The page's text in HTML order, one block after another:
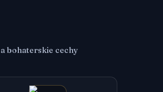
bohaterskie cechy